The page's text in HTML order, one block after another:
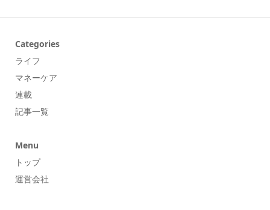
Categories
ライフ
マネーケア
連載
記事一覧
Menu
トップ
運営会社